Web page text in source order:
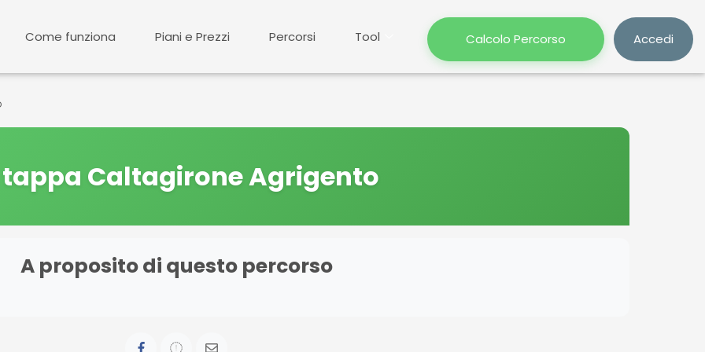
Come funziona Piani e Prezzi Percorsi Tool Calcolo Percorso Accedi
Caltagirone Agrigento
A proposito di questo percorso